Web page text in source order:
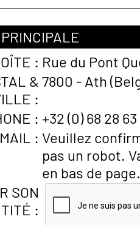
: Rue du Pont
&
:
7800 - Ath
: +32 (0) 68 28
: Veuillez
pas un robot.
en bas de page.
SON
: